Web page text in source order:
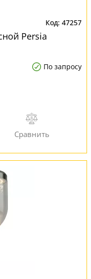
47257
Persia
По запросу